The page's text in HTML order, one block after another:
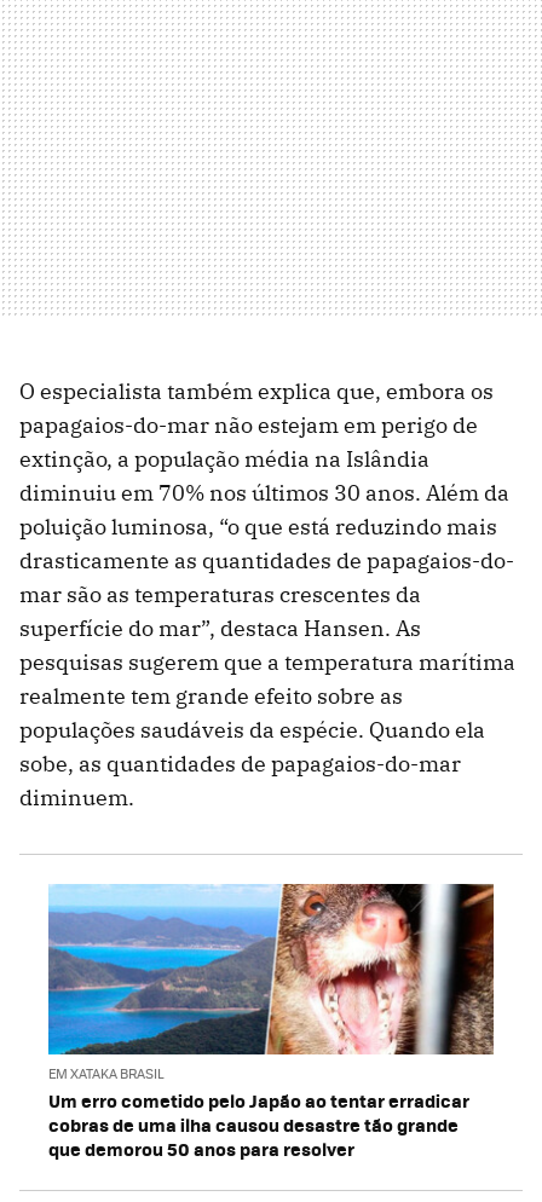
O especialista também explica que, embora os
papagaios-do-mar não estejam em perigo de
extinção, a população média na Islândia
diminuiu em 70% nos últimos 30 anos. Além da
poluição luminosa, “o que está reduzindo mais
drasticamente as quantidades de papagaios-do-
mar são as temperaturas crescentes da
superfície do mar”, destaca Hansen. As
pesquisas sugerem que a temperatura marítima
realmente tem grande efeito sobre as
populações saudáveis da espécie. Quando ela
sobe, as quantidades de papagaios-do-mar
diminuem.
EM XATAKA BRASIL
Um erro cometido pelo Japão ao tentar erradicar
cobras de uma ilha causou desastre tão grande
que demorou 50 anos para resolver